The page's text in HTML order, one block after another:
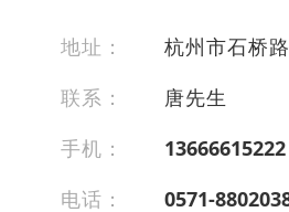
地址：
杭州市石桥
联系：
唐先生
手机：
13666615222
电话：
0571-